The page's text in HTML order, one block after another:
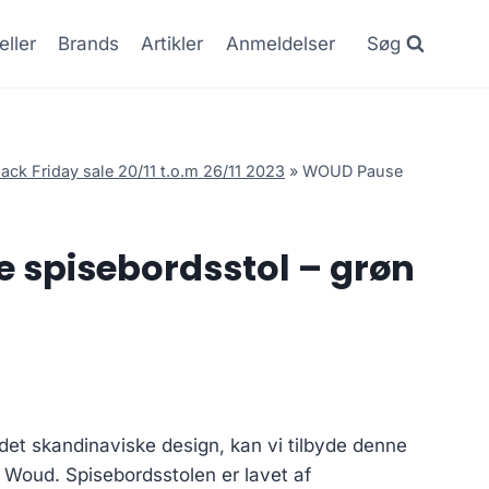
Brands Artikler Anmeldelser Søg
Friday sale 20/11 t.o.m 26/11 2023 » WOUD Pause
spisebordsstol – grøn
skandinaviske design, kan vi tilbyde denne
Spisebordsstolen er lavet af